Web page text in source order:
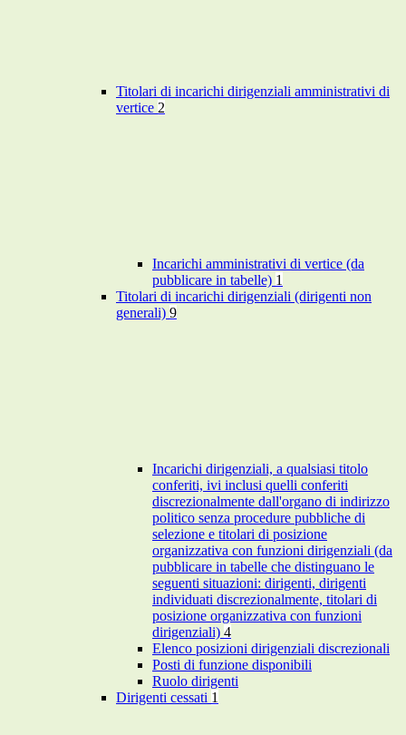
Titolari di incarichi dirigenziali amministrativi di
vertice 2
Incarichi amministrativi di vertice (da
pubblicare in tabelle) 1
Titolari di incarichi dirigenziali (dirigenti non
generali) 9
Incarichi dirigenziali, a qualsiasi titolo
conferiti, ivi inclusi quelli conferiti
discrezionalmente dall'organo di indirizzo
politico senza procedure pubbliche di
selezione e titolari di posizione
organizzativa con funzioni dirigenziali (da
pubblicare in tabelle che distinguano le
seguenti situazioni: dirigenti, dirigenti
individuati discrezionalmente, titolari di
posizione organizzativa con funzioni
dirigenziali) 4
Elenco posizioni dirigenziali discrezionali
Posti di funzione disponibili
Ruolo dirigenti
Dirigenti cessati 1